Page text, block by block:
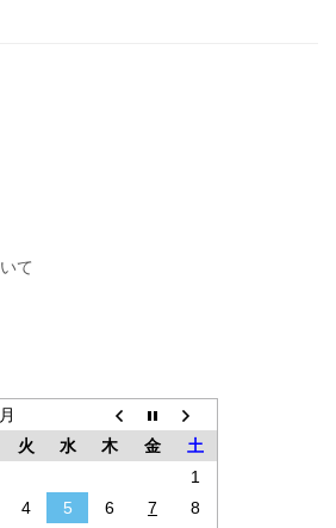
て
火 水 木 金
土
1
4 5 6 7
8